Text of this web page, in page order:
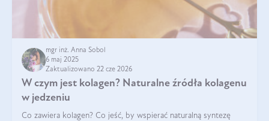
mgr inż. Anna Sobol
6 maj 2025
Zaktualizowano 22 cze 2026
W czym jest kolagen? Naturalne źródła kolagenu
w jedzeniu
Co zawiera kolagen? Co jeść, by wspierać naturalną syntezę